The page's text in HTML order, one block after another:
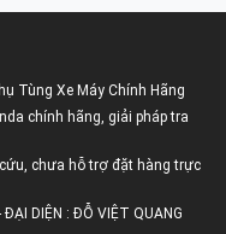
Tùng Xe Máy Chính Hãng
chính hãng, giải pháp tra
chưa hỗ trợ đặt hàng trực
DIỆN : ĐỖ VIỆT QUANG